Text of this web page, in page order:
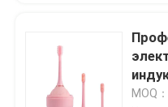
MOQ